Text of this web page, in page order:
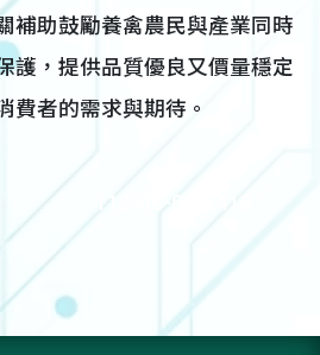
補助鼓勵養禽農民與產業同時
護，提供品質優良又價量穩定
費者的需求與期待。
112-08-06:2,418